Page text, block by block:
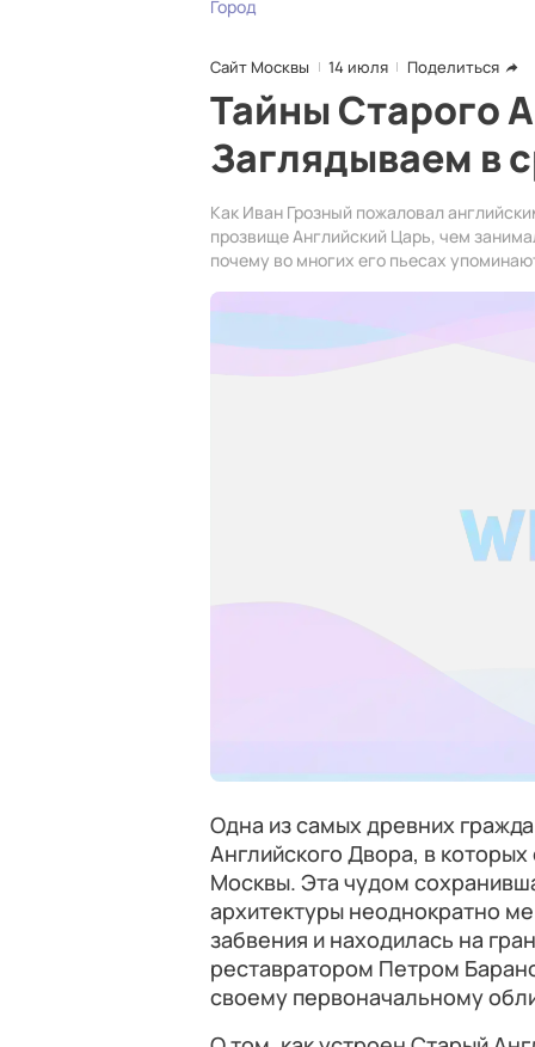
Город
Сайт Москвы 14 июля Поделиться
Тайны Старого
Заглядываем в
Как Иван Грозный пожаловал
прозвище Английский Царь, чем
почему во многих его пьесах
Одна из самых древних
Английского Двора, в
Москвы. Эта чудом
архитектуры неоднократно
забвения и находилась на
реставратором Петром
своему первоначальному